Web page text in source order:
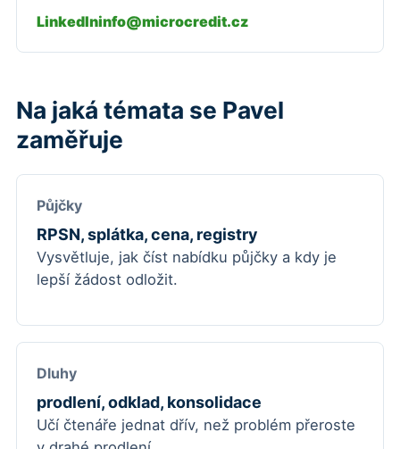
LinkedIninfo@microcredit.cz
Na jaká témata se Pavel
zaměřuje
Půjčky
RPSN, splátka, cena, registry
Vysvětluje, jak číst nabídku půjčky a kdy je
lepší žádost odložit.
Dluhy
prodlení, odklad, konsolidace
Učí čtenáře jednat dřív, než problém přeroste